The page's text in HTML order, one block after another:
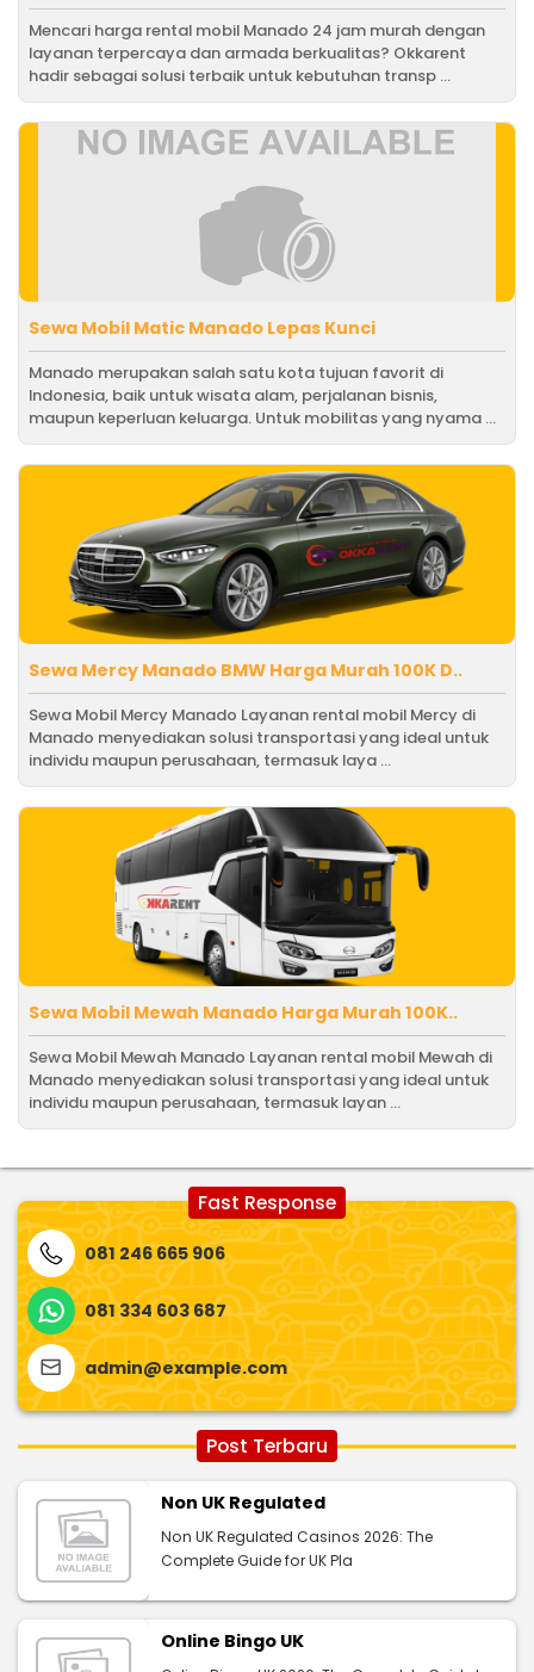
Mencari harga rental mobil Manado 24 jam murah dengan
layanan terpercaya dan armada berkualitas? Okkarent
hadir sebagai solusi terbaik untuk kebutuhan transp ...
Sewa Mobil Matic Manado Lepas Kunci
Manado merupakan salah satu kota tujuan favorit di
Indonesia, baik untuk wisata alam, perjalanan bisnis,
maupun keperluan keluarga. Untuk mobilitas yang nyama ...
Sewa Mercy Manado BMW Harga Murah 100K D..
Sewa Mobil Mercy Manado Layanan rental mobil Mercy di
Manado menyediakan solusi transportasi yang ideal untuk
individu maupun perusahaan, termasuk laya ...
Sewa Mobil Mewah Manado Harga Murah 100K..
Sewa Mobil Mewah Manado Layanan rental mobil Mewah di
Manado menyediakan solusi transportasi yang ideal untuk
individu maupun perusahaan, termasuk layan ...
Fast Response
081 246 665 906
081 334 603 687
admin@example.com
Post Terbaru
Non UK Regulated
Non UK Regulated Casinos 2026: The
Complete Guide for UK Pla
Online Bingo UK